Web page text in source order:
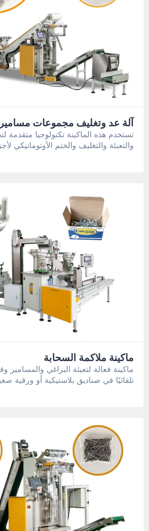
آلة عد وتغليف مجموعات مسامير
تستخدم هذه الماكينة تكنولوجيا متقدمة
والتعبئة والتغليف والختم الأوتوماتيكي
ماكينة ملاكمة السحابة
ماكينة فعالة لتعبئة البراغي والمسامير
تلقائيًا في صناديق بلاستيكية أو ورقية